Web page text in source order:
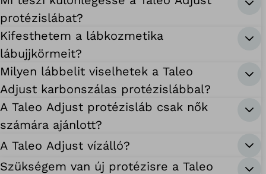
protézislábat?
Kifesthetem a lábkozmetika
lábujjkörmeit?
Milyen lábbelit viselhetek a Taleo
Adjust karbonszálas protézislábbal?
A Taleo Adjust protézisláb csak nők
számára ajánlott?
A Taleo Adjust vízálló?
Szükségem van új protézisre a Taleo